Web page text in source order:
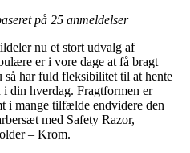
på 25 anmeldelser
nu et stort udvalg af
er i vore dage at få bragt
har fuld fleksibilitet til at hente
i din hverdag. Fragtformen er
i mange tilfælde endvidere den
med Safety Razor,
– Krom.